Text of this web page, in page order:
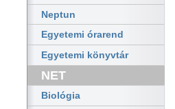
Neptun
Egyetemi órarend
Egyetemi könyvtár
NET
Biológia